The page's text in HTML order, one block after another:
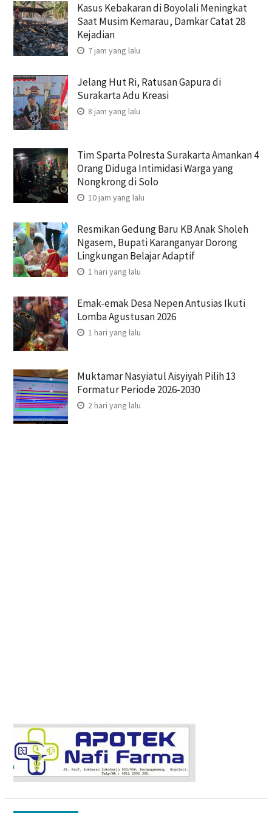
Kasus Kebakaran di Boyolali Meningkat
Saat Musim Kemarau, Damkar Catat 28
Kejadian
7 jam yang lalu
Jelang Hut Ri, Ratusan Gapura di
Surakarta Adu Kreasi
8 jam yang lalu
Tim Sparta Polresta Surakarta Amankan 4
Orang Diduga Intimidasi Warga yang
Nongkrong di Solo
10 jam yang lalu
Resmikan Gedung Baru KB Anak Sholeh
Ngasem, Bupati Karanganyar Dorong
Lingkungan Belajar Adaptif
1 hari yang lalu
Emak-emak Desa Nepen Antusias Ikuti
Lomba Agustusan 2026
1 hari yang lalu
Muktamar Nasyiatul Aisyiyah Pilih 13
Formatur Periode 2026-2030
2 hari yang lalu